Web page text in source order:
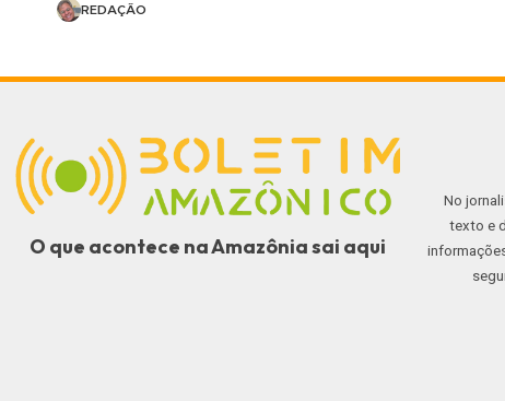
REDAÇÃO
O que acontece na Amazônia sai aqui
No
texto e